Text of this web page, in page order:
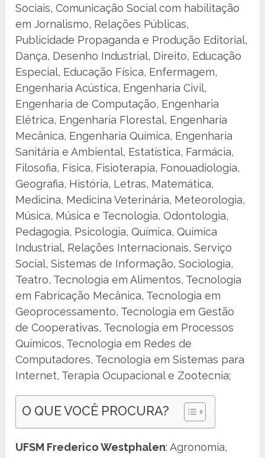
Sociais, Comunicação Social com habilitação
em Jornalismo, Relações Públicas,
Publicidade Propaganda e Produção Editorial,
Dança, Desenho Industrial, Direito, Educação
Especial, Educação Física, Enfermagem,
Engenharia Acústica, Engenharia Civil,
Engenharia de Computação, Engenharia
Elétrica, Engenharia Florestal, Engenharia
Mecânica, Engenharia Química, Engenharia
Sanitária e Ambiental, Estatística, Farmácia,
Filosofia, Física, Fisioterapia, Fonouadiologia,
Geografia, História, Letras, Matemática,
Medicina, Medicina Veterinária, Meteorologia,
Música, Música e Tecnologia, Odontologia,
Pedagogia, Psicologia, Química, Química
Industrial, Relações Internacionais, Serviço
Social, Sistemas de Informação, Sociologia,
Teatro, Tecnologia em Alimentos, Tecnologia
em Fabricação Mecânica, Tecnologia em
Geoprocessamento, Tecnologia em Gestão
de Cooperativas, Tecnologia em Processos
Químicos, Tecnologia em Redes de
Computadores, Tecnologia em Sistemas para
Internet, Terapia Ocupacional e Zootecnia;
O QUE VOCÊ PROCURA?
UFSM Frederico Westphalen: Agronomia,